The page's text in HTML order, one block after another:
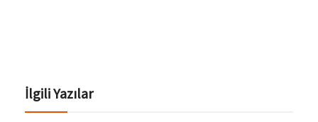
İlgili Yazılar